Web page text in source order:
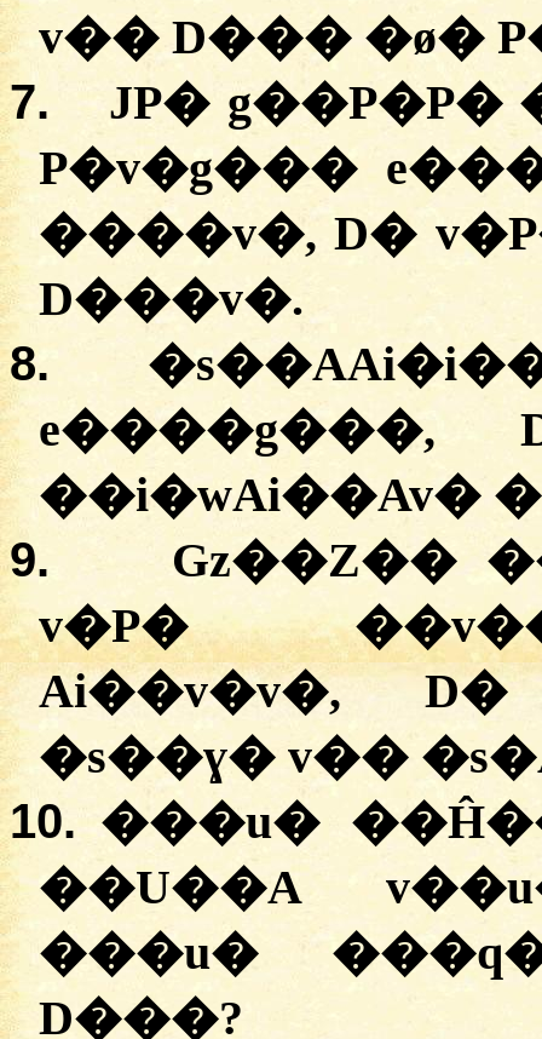
v�� D��� �ø�
7.
JP�
P�v�g���
����v�, D�
D���v�.
8.
e����g���,
��i�wAi��Av�
9.
Gz��Z��
v�P�
Ai��v�v�,
�s��ɣ� v��
10. ���u�
��U��A
���u�
D���?